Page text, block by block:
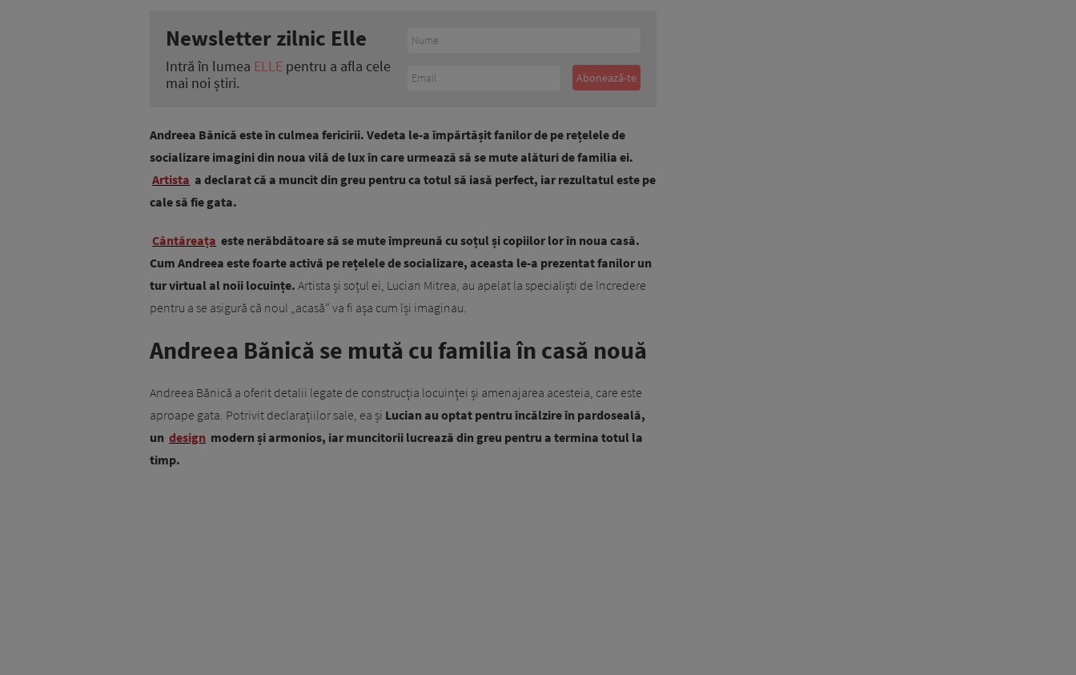
Newsletter zilnic Elle
Intră în lumea ELLE pentru a afla cele
mai noi știri.
Andreea Bănică este în culmea fericirii. Vedeta le-a împărtășit fanilor de pe rețelele de
socializare imagini din noua vilă de lux în care urmează să se mute alături de familia ei.
Artista a declarat că a muncit din greu pentru ca totul să iasă perfect, iar rezultatul este pe
cale să fie gata.
Cântăreața este nerăbdătoare să se mute împreună cu soțul și copiilor lor în noua casă.
Cum Andreea este foarte activă pe rețelele de socializare, aceasta le-a prezentat fanilor un
tur virtual al noii locuințe. Artista și soțul ei, Lucian Mitrea, au apelat la specialiști de încredere
pentru a se asigură că noul „acasă” va fi așa cum își imaginau.
Andreea Bănică se mută cu familia în casă nouă
Andreea Bănică a oferit detalii legate de construcția locuinței și amenajarea acesteia, care este
aproape gata. Potrivit declarațiilor sale, ea și Lucian au optat pentru încălzire în pardoseală,
un design modern și armonios, iar muncitorii lucrează din greu pentru a termina totul la
timp.